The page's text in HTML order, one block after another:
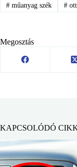
#műanyag szék #
Megosztás
KAPCSOLÓDÓ